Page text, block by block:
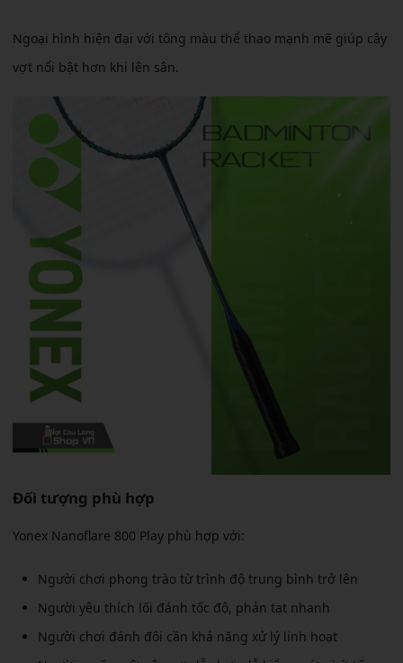
Ngoại hình hiện đại với tông màu thể thao mạnh mẽ giúp cây
vợt nổi bật hơn khi lên sân.
Đối tượng phù hợp
Yonex Nanoflare 800 Play phù hợp với:
Người chơi phong trào từ trình độ trung bình trở lên
Người yêu thích lối đánh tốc độ, phản tạt nhanh
Người chơi đánh đôi cần khả năng xử lý linh hoạt